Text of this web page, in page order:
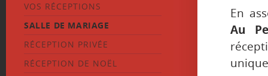
VOS RÉCEPTIONS
SALLE DE MARIAGE
RÉCEPTION PRIVÉE
RÉCEPTION DE NOËL
En
Au